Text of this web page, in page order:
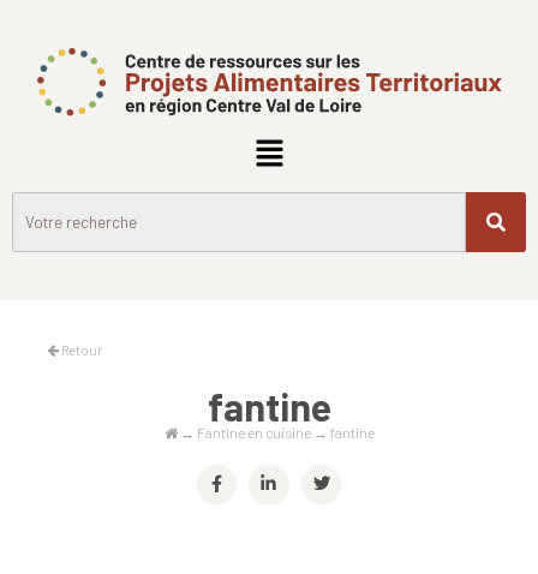
Retour
fantine
→ Fantine en cuisine→ fantine